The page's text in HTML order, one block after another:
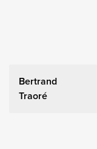
Bertrand
Traoré